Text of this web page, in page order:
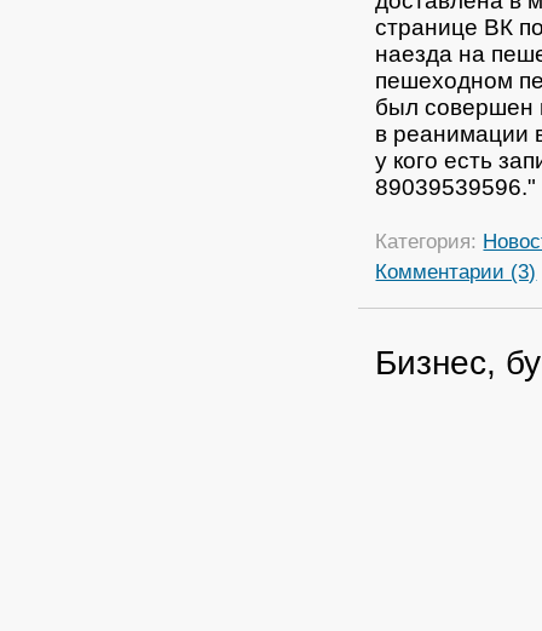
странице ВК
наезда на
пешеходном
был совершен
в реанимации
у кого есть
89039539596."
Категория:
Комментарии (3)
Бизнес,